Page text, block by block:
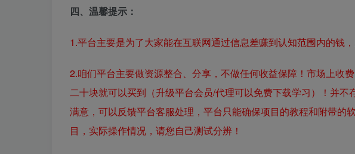
四、温馨提示：
1.平台主要是为了大家能在互联网通过信息差赚到认知范围内的钱，
2.咱们平台主要做资源整合、分享，不做任何收益保障！市场上收
二十块就可以买到（升级平台会员/代理可以免费下载学习）！并
满意，可以反馈平台客服处理，平台只能确保项目的教程和附带的
目，实际操作情况，请您自己测试分辨！